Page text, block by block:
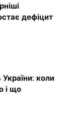
дефіцит
України: коли
і що